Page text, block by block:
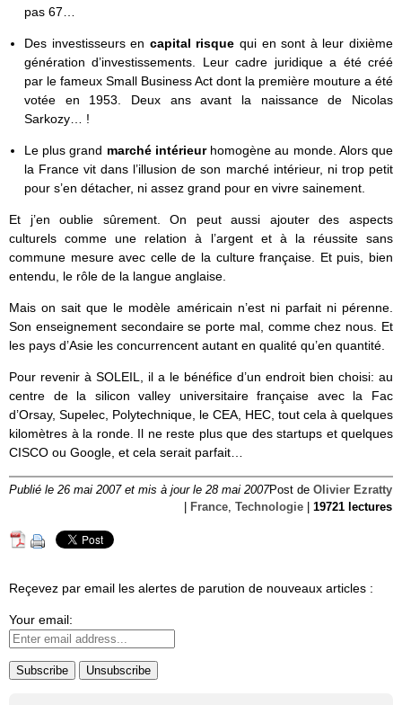
pas 67…
Des investisseurs en capital risque qui en sont à leur dixième
génération d’investissements. Leur cadre juridique a été créé
par le fameux Small Business Act dont la première mouture a été
votée en 1953. Deux ans avant la naissance de Nicolas
Sarkozy… !
Le plus grand marché intérieur homogène au monde. Alors que
la France vit dans l’illusion de son marché intérieur, ni trop petit
pour s’en détacher, ni assez grand pour en vivre sainement.
Et j’en oublie sûrement. On peut aussi ajouter des aspects
culturels comme une relation à l’argent et à la réussite sans
commune mesure avec celle de la culture française. Et puis, bien
entendu, le rôle de la langue anglaise.
Mais on sait que le modèle américain n’est ni parfait ni pérenne.
Son enseignement secondaire se porte mal, comme chez nous. Et
les pays d’Asie les concurrencent autant en qualité qu’en quantité.
Pour revenir à SOLEIL, il a le bénéfice d’un endroit bien choisi: au
centre de la silicon valley universitaire française avec la Fac
d’Orsay, Supelec, Polytechnique, le CEA, HEC, tout cela à quelques
kilomètres à la ronde. Il ne reste plus que des startups et quelques
CISCO ou Google, et cela serait parfait…
Publié le 26 mai 2007 et mis à jour le 28 mai 2007Post de Olivier Ezratty
France, Technologie 19721 lectures
Reçevez par email les alertes de parution de nouveaux articles :
Your email: